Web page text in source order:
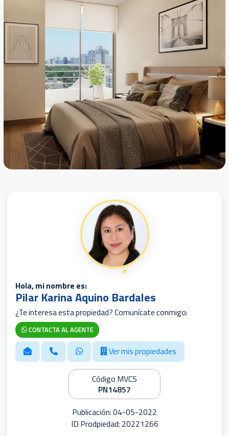
Hola, mi nombre es:
Pilar Karina Aquino Bardales
¿Te interesa esta propiedad? Comunícate conmigo:
CONTACTA AL AGENTE
Ver mis propiedades
Código MVCS
PN14857
Publicación: 04-05-2022
ID Prodpiedad: 20221266